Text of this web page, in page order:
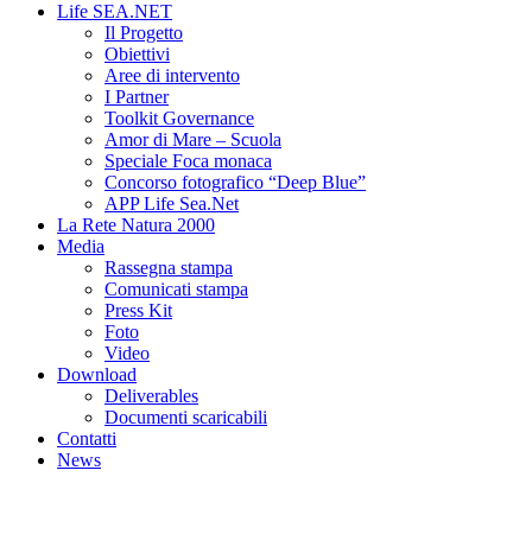
Life SEA.NET
Il Progetto
Obiettivi
Aree di intervento
I Partner
Toolkit Governance
Amor di Mare – Scuola
Speciale Foca monaca
Concorso fotografico “Deep Blue”
APP Life Sea.Net
La Rete Natura 2000
Media
Rassegna stampa
Comunicati stampa
Press Kit
Foto
Video
Download
Deliverables
Documenti scaricabili
Contatti
News